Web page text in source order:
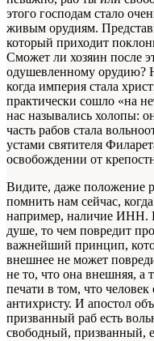
этого господам стало
живым орудиям.
который приходит
Сможет ли хозяин после
одушевленному орудию?
когда империя стала
практически сошло «на
нас назывались холопы:
часть рабов стала
устами святителя
освобождении от
Видите, даже положение
помнить нам сейчас,
например, наличие ИНН.
душе, то чем повредит
важнейший принцип,
внешнее не может
не то, что она внешняя, а
печати в том, что человек
антихристу. И апостол
призванный раб есть
свободный, призванный,